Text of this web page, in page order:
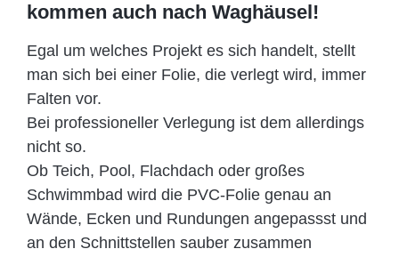
kommen auch nach Waghäusel!
Egal um welches Projekt es sich handelt, stellt
man sich bei einer Folie, die verlegt wird, immer
Falten vor.
Bei professioneller Verlegung ist dem allerdings
nicht so.
Ob Teich, Pool, Flachdach oder großes
Schwimmbad wird die PVC-Folie genau an
Wände, Ecken und Rundungen angepassst und
an den Schnittstellen sauber zusammen